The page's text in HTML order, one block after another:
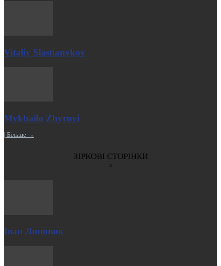
Vitaliy Slastianykov
Mykhailo Zhyrnyi
| Більше →
ЗІРКОВІ СТОРІНКИ
Іван Липовик